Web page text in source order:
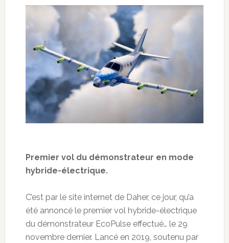
Premier vol du démonstrateur en mode
hybride-électrique.
C’est par le site internet de Daher, ce jour, qu’a
été annoncé le premier vol hybride-électrique
du démonstrateur EcoPulse effectué… le 29
novembre dernier. Lancé en 2019, soutenu par